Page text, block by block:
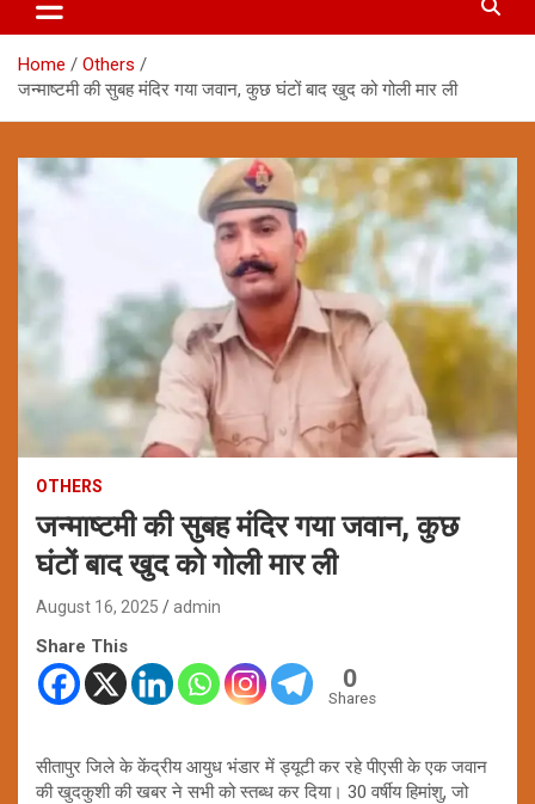
Home
Others
जन्माष्टमी की सुबह मंदिर गया जवान, कुछ घंटों बाद खुद को गोली मार ली
OTHERS
जन्माष्टमी की सुबह मंदिर गया जवान, कुछ
घंटों बाद खुद को गोली मार ली
August 16, 2025 admin
Share This
0
Shares
सीतापुर जिले के केंद्रीय आयुध भंडार में ड्यूटी कर रहे पीएसी के एक जवान
की खुदकुशी की खबर ने सभी को स्तब्ध कर दिया। 30 वर्षीय हिमांशु, जो